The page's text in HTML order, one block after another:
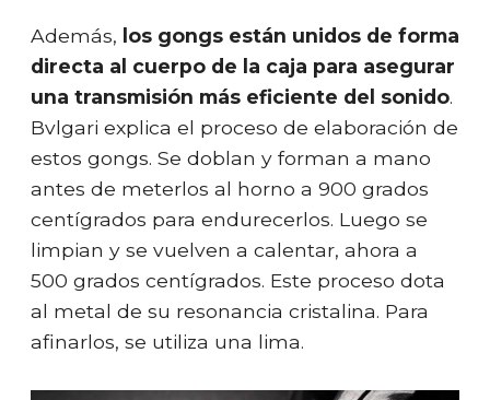
Además, los gongs están unidos de forma
directa al cuerpo de la caja para asegurar
una transmisión más eficiente del sonido.
Bvlgari explica el proceso de elaboración de
estos gongs. Se doblan y forman a mano
antes de meterlos al horno a 900 grados
centígrados para endurecerlos. Luego se
limpian y se vuelven a calentar, ahora a
500 grados centígrados. Este proceso dota
al metal de su resonancia cristalina. Para
afinarlos, se utiliza una lima.